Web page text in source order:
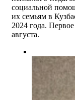
социальной
их семьям в
2024 года. Первое
августа.